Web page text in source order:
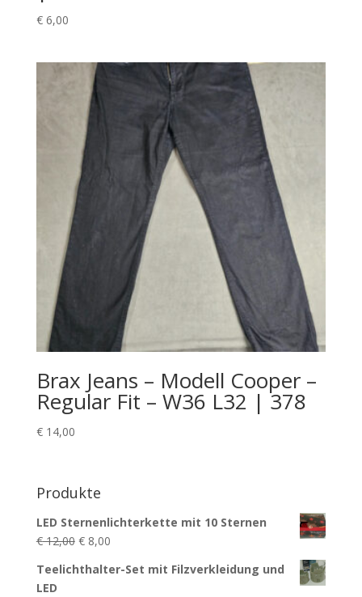
€6,00
Brax Jeans – Modell Cooper –
Regular Fit – W36 L32 | 378
€14,00
Produkte
LED Sternenlichterkette mit 10 Sternen
€12,00 Ursprünglicher
war:
€8,00Aktueller
ist:
Teelichthalter-Set mit Filzverkleidung und
LED